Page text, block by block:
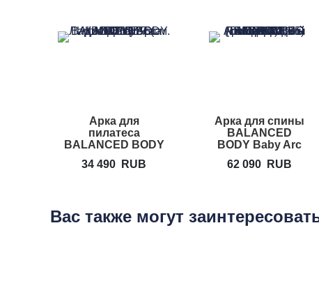
Арка для
пилатеса
BALANCED BODY
34 490 RUB
Арка для спины
BALANCED
BODY Baby Arc
62 090
RUB
Вас также могут